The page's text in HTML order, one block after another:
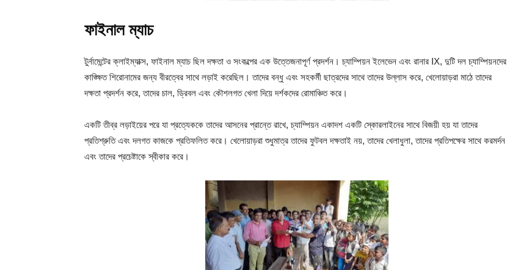
ফাইনাল ম্যাচ
টুর্নামেন্টের ক্লাইম্যাক্স, ফাইনাল ম্যাচ ছিল দক্ষতা ও সংকল্পের এক উত্তেজনাপূর্ণ প্রদর্শন। চ্যাম্পিয়ন ইলেভেন এবং রানার IX, দুটি দল চ্যাম্পিয়নদের
কাঙ্ক্ষিত শিরোনামের জন্য বীরত্বের সাথে লড়াই করেছিল। তাদের বন্ধু এবং সহকর্মী ছাত্রদের সাথে তাদের উল্লাস করে, খেলোয়াড়রা মাঠে তাদের
দক্ষতা প্রদর্শন করে, তাদের চাল, ড্রিবল এবং কৌশলগত খেলা দিয়ে দর্শকদের রোমাঞ্চিত করে।
একটি তীব্র লড়াইয়ের পরে যা প্রত্যেককে তাদের আসনের প্রান্তে রাখে, চ্যাম্পিয়ন একাদশ একটি স্কোরলাইনের সাথে বিজয়ী হয় যা তাদের
প্রতিশ্রুতি এবং দলগত কাজকে প্রতিফলিত করে। খেলোয়াড়রা শুধুমাত্র তাদের ফুটবল দক্ষতাই নয়, তাদের খেলাধুলা, তাদের প্রতিপক্ষের সাথে করমর্দন
এবং তাদের প্রচেষ্টাকে স্বীকার করে।